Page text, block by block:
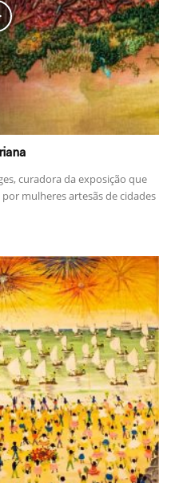
curadora da exposição que
mulheres artesãs de cidades